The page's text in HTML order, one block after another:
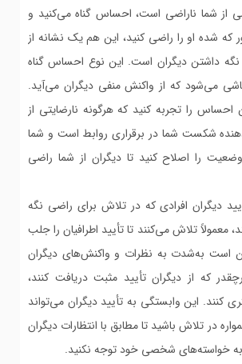
از شما ناراضی است، احساس گناه می‌کنید و
شده او را راضی کنید، این هم یک نشانه از
نگه داشتن دیگران است. این نوع احساس گناه
می‌شود که از واکنش منفی دیگران می‌آید.
را تجربه کنید که هرگونه نارضایتی از
شکست شما در برقراری روابط است و شما
را اصلاح کنید تا دیگران از شما راضی
دیگران افرادی که در تلاش برای راضی نگه
معمولاً تلاش می‌کنند تا تأیید اطرافیان را جلب
است به‌شدت به نظرات و واکنش‌های دیگران
که از دیگران تأیید مثبت دریافت کنند،
این وابستگی به تأیید دیگران می‌تواند
در تلاش باشید تا مطابق با انتظارات دیگران
خواسته‌های شخصی خود توجه نکنید.